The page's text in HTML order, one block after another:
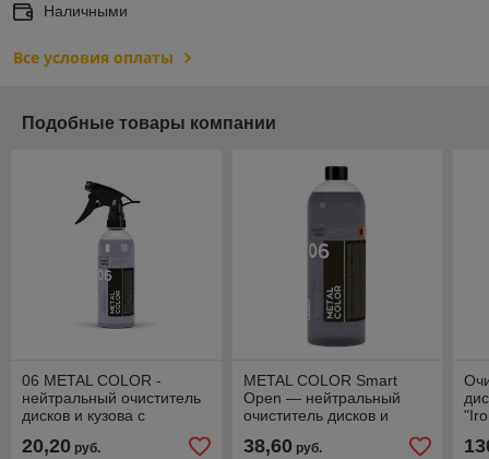
Наличными
Все условия оплаты
Подобные товары компании
06 METAL COLOR -
нейтральный очиститель
дисков и кузова с
20,20 руб.
METAL COLOR Smart
Open — нейтральный
очиститель дисков и
кузова с индикатором, 1 л
38,60руб.